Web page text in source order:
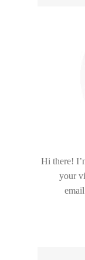
Hi there!
your